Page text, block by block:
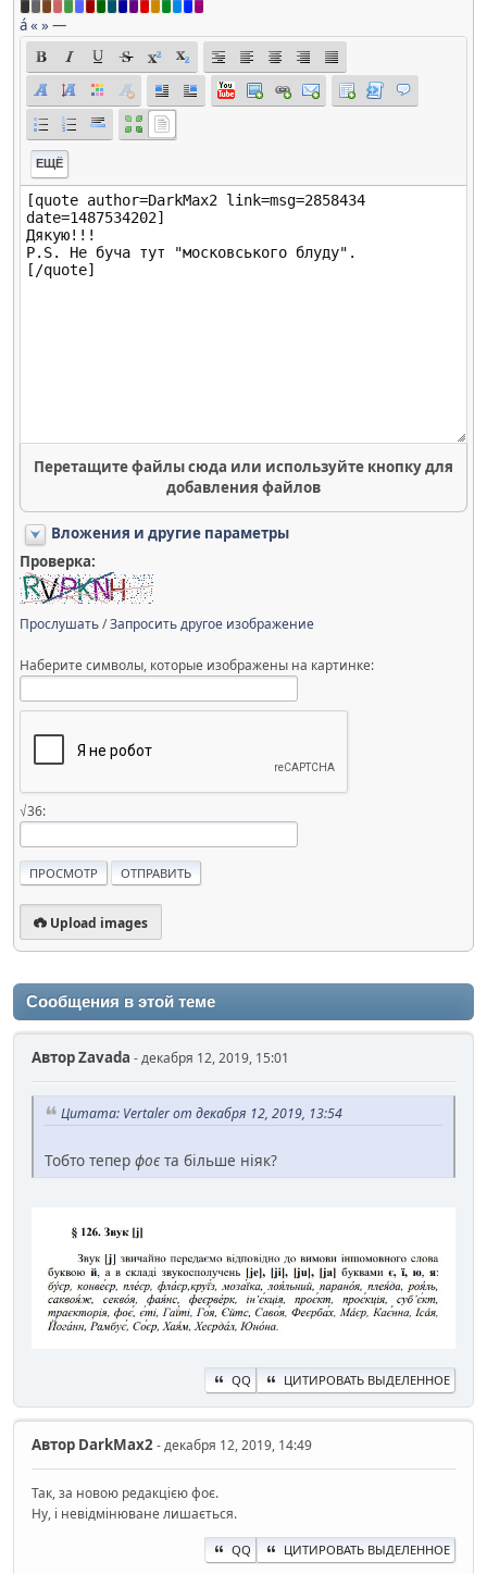
á« »—
ЕЩЁ
Перетащите файлы сюда или используйте кнопку для
добавления файлов
Вложения и другие параметры
Проверка:
Прослушать/Запросить другое изображение
Наберите символы, которые изображены на картинке:
√36:
Upload images
Сообщения в этой теме
АвторZavada - декабря 12, 2019, 15:01
Цитата: Vertaler от декабря 12, 2019, 13:54
Тобто тепер фоє та більше ніяк?
QQ ЦИТИРОВАТЬ ВЫДЕЛЕННОЕ
Автор DarkMax2- декабря 12, 2019, 14:49
Так, за новою редакцією фоє.
Ну, і невідмінюване лишається.
QQ ЦИТИРОВАТЬ ВЫДЕЛЕННОЕ